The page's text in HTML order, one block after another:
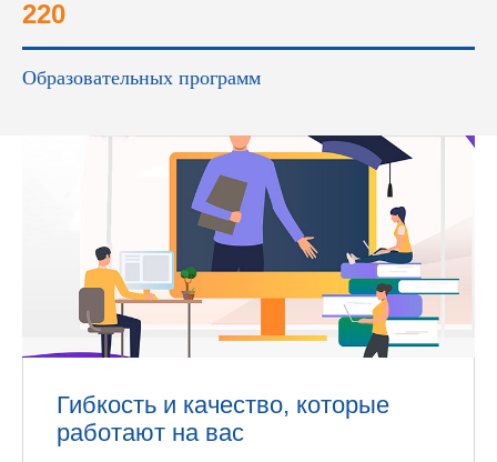
220
Образовательных программ
Гибкость и качество, которые
работают на вас